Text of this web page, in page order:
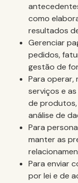
como
resultados
Gerenciar
pedidos,
gestão de
Para operar,
serviços e
de
análise de
Para
manter as
Para enviar
por lei e de